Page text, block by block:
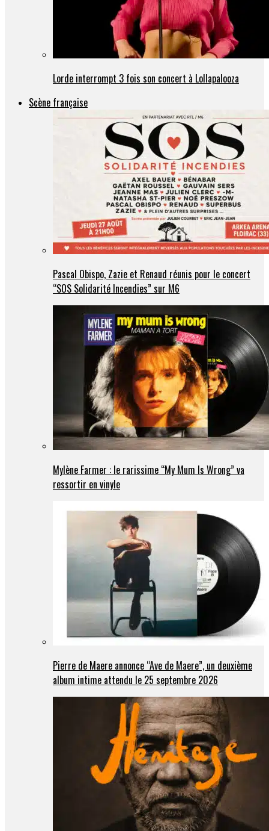
Lorde interrompt 3 fois son concert à Lollapalooza
Scène française
Pascal Obispo, Zazie et Renaud réunis pour le concert
“SOS Solidarité Incendies” sur M6
Mylène Farmer : le rarissime “My Mum Is Wrong” va
ressortir en vinyle
Pierre de Maere annonce “Ave de Maere”, un deuxième
album intime attendu le 25 septembre 2026